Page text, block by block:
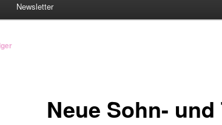
Newsletter
Neue Sohn-